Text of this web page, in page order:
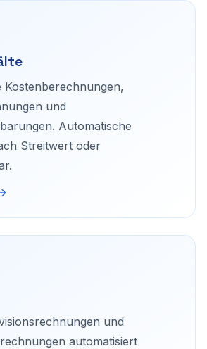
Kostenberechnungen,
und
Automatische
Streitwert oder
und
automatisiert